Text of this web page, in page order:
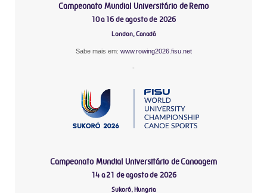
Campeonato Mundial Universitário de Remo
10 a 16 de agosto de 2026
London, Canadá
Sabe mais em: www.rowing2026.fisu.net
-
Campeonato Mundial Universitário de Canoagem
14 a 21 de agosto de 2026
Sukoró, Hungria